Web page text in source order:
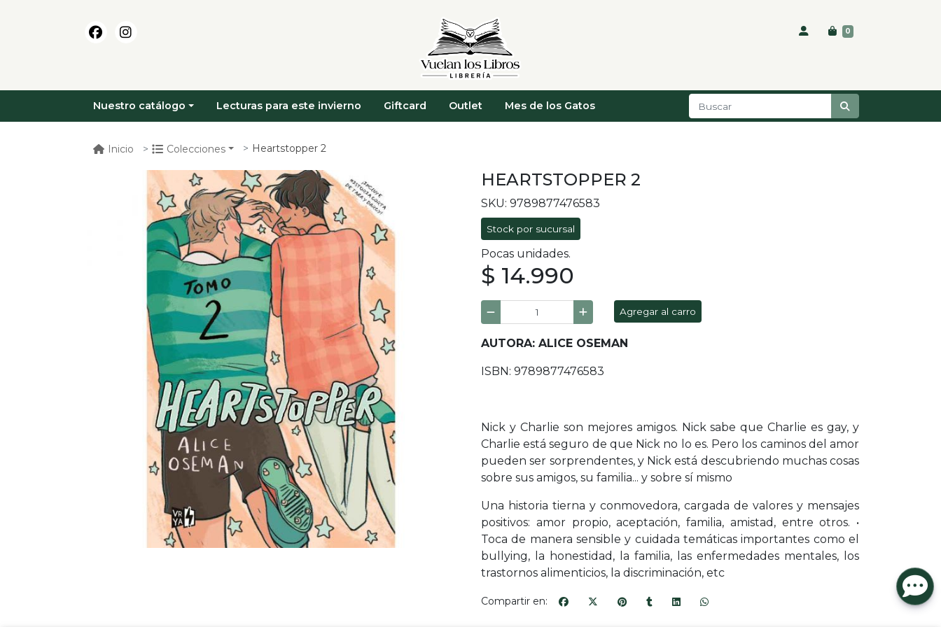
0
Nuestro catálogo Lecturas para este invierno Giftcard Outlet Mes de los Gatos
Inicio Colecciones Heartstopper 2
HEARTSTOPPER 2
SKU: 9789877476583
Stock por sucursal
Pocas unidades.
$ 14.990
Agregar al carro
AUTORA: ALICE OSEMAN
ISBN: 9789877476583
Nick y Charlie son mejores amigos. Nick sabe que Charlie es gay, y
Charlie está seguro de que Nick no lo es. Pero los caminos del amor
pueden ser sorprendentes, y Nick está descubriendo muchas cosas
sobre sus amigos, su familia... y sobre sí mismo
Una historia tierna y conmovedora, cargada de valores y mensajes
positivos: amor propio, aceptación, familia, amistad, entre otros. •
Toca de manera sensible y cuidada temáticas importantes como el
bullying, la honestidad, la familia, las enfermedades mentales, los
trastornos alimenticios, la discriminación, etc
Compartir en: